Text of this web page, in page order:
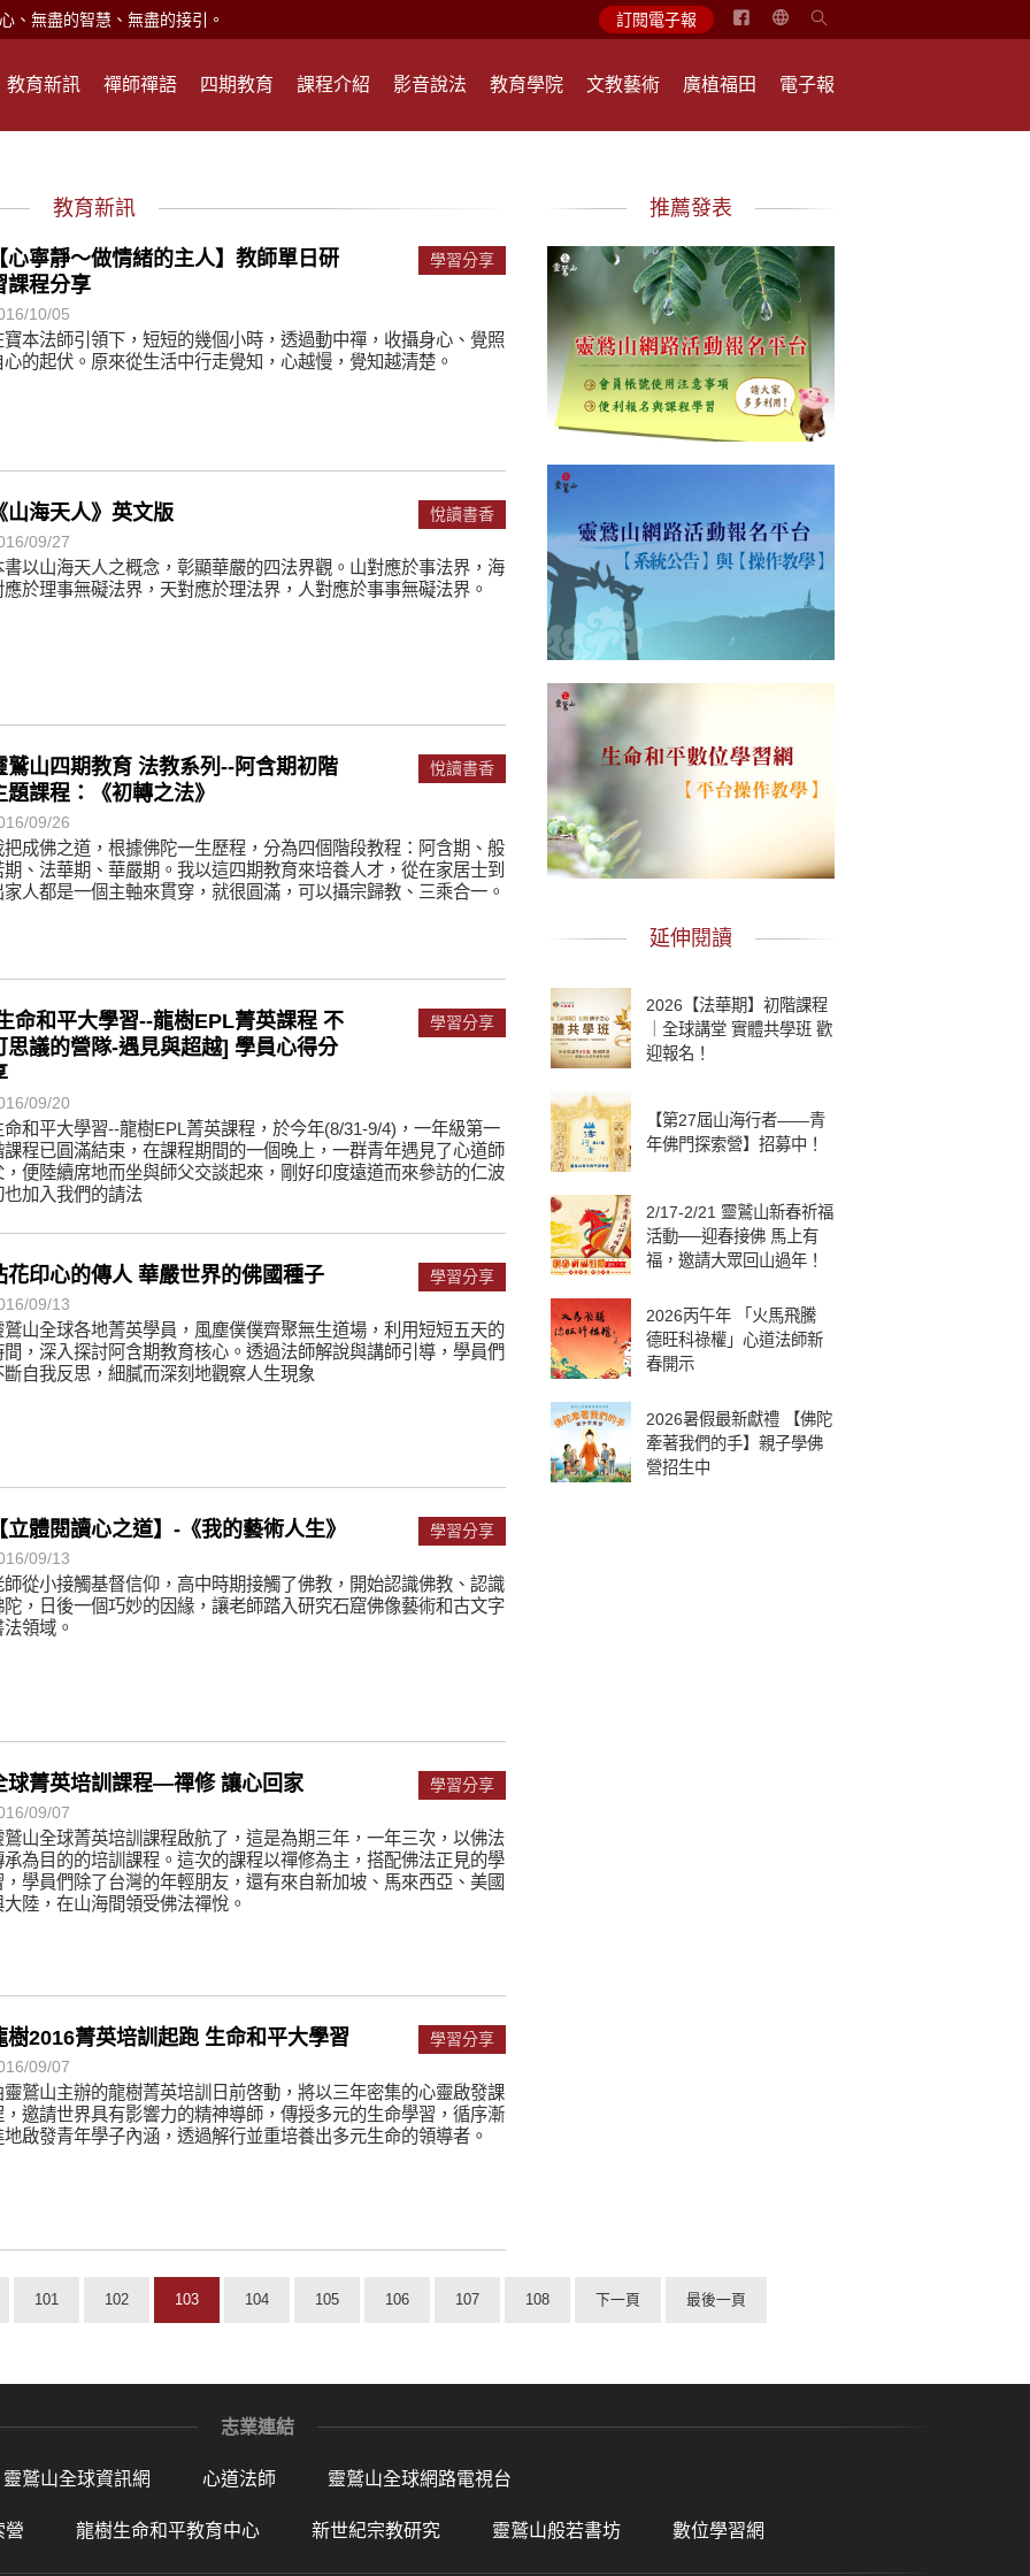
、無盡的智慧、無盡的接引。
頭就開。
在？
業；正面積極樂觀，就是生活禪。
沉澱，才能傾聽。
。
在？
，讓生命更寬廣。
訂閱電子報
简
中
教育新訊 禪師禪語 四期教育 課程介紹 影音說法 教育學院 文教藝術 廣植福田 電子報
教育新訊
心寧靜～做情緒的主人】教師單日研
課程分享
10/05
寶本法師引領下，短短的幾個小時，透過動中禪，收攝身心、覺照
心的起伏。原來從生活中行走覺知，心越慢，覺知越清楚。
學習分享
山海天人》英文版
09/27
書以山海天人之概念，彰顯華嚴的四法界觀。山對應於事法界，海
應於理事無礙法界，天對應於理法界，人對應於事事無礙法界。
悅讀書香
鷲山四期教育 法教系列--阿含期初階
題課程：《初轉之法》
09/26
把成佛之道，根據佛陀一生歷程，分為四個階段教程：阿含期、般
期、法華期、華嚴期。我以這四期教育來培養人才，從在家居士到
家人都是一個主軸來貫穿，就很圓滿，可以攝宗歸教、三乘合一。
悅讀書香
命和平大學習--龍樹EPL菁英課程 不
思議的營隊-遇見與超越] 學員心得分
09/20
命和平大學習--龍樹EPL菁英課程，於今年(8/31-9/4)，一年級第一
課程已圓滿結束，在課程期間的一個晚上，一群青年遇見了心道師
，便陸續席地而坐與師父交談起來，剛好印度遠道而來參訪的仁波
也加入我們的請法
學習分享
花印心的傳人 華嚴世界的佛國種子
09/13
鷲山全球各地菁英學員，風塵僕僕齊聚無生道場，利用短短五天的
間，深入探討阿含期教育核心。透過法師解說與講師引導，學員們
斷自我反思，細膩而深刻地觀察人生現象
學習分享
立體閱讀心之道】-《我的藝術人生》
09/13
師從小接觸基督信仰，高中時期接觸了佛教，開始認識佛教、認識
陀，日後一個巧妙的因緣，讓老師踏入研究石窟佛像藝術和古文字
法領域。
學習分享
球菁英培訓課程—禪修 讓心回家
09/07
鷲山全球菁英培訓課程啟航了，這是為期三年，一年三次，以佛法
承為目的的培訓課程。這次的課程以禪修為主，搭配佛法正見的學
，學員們除了台灣的年輕朋友，還有來自新加坡、馬來西亞、美國
大陸，在山海間領受佛法禪悅。
學習分享
樹2016菁英培訓起跑 生命和平大學習
09/07
靈鷲山主辦的龍樹菁英培訓日前啓動，將以三年密集的心靈啟發課
，邀請世界具有影響力的精神導師，傳授多元的生命學習，循序漸
地啟發青年學子內涵，透過解行並重培養出多元生命的領導者。
學習分享
推薦發表
延伸閱讀
2026【法華期】初階課程
｜全球講堂 實體共學班 歡
迎報名！
【第27屆山海行者——青
年佛門探索營】招募中！
2/17-2/21 靈鷲山新春祈福
活動──迎春接佛 馬上有
福，邀請大眾回山過年！
2026丙午年 「火馬飛騰
德旺科祿權」心道法師新
春開示
2026暑假最新獻禮 【佛陀
牽著我們的手】親子學佛
營招生中
101 102 103 104 105 106 107 108 下一頁 最後一頁
志業連結
靈鷲山全球資訊網 心道法師 靈鷲山全球網路電視台
營 龍樹生命和平教育中心 新世紀宗教研究 靈鷲山般若書坊 數位學習網